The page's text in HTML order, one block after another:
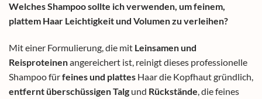
Welches Shampoo sollte ich verwenden, um feinem,
plattem Haar Leichtigkeit und Volumen zu verleihen?
Mit einer Formulierung, die mit Leinsamen und
Reisproteinenangereichert ist, reinigt dieses professionelle
Shampoo fürfeines und plattes Haar die Kopfhaut gründlich,
entfernt überschüssigen Talg und Rückstände, die feines